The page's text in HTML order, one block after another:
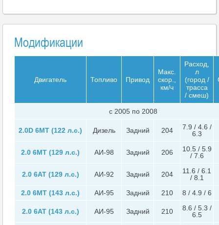
Модификации
Двигатель Топливо Привод
Макс.
скор.,
км/ч
Расход,
л
(город /
трасса
/ смеш)
c 2005 по 2008
2.0D 6MT (122 л.с.) Дизель Задний 204
7.9 / 4.6 /
6.3
2.0 6MT (129 л.с.) АИ-98 Задний 206
10.5 / 5.9
/ 7.6
2.0 6AT (129 л.с.) АИ-92 Задний 204
11.6 / 6.1
/ 8.1
2.0 6MT (143 л.с.)
АИ-95 Задний 210 8 / 4.9 / 6
2.0 6AT (143 л.с.) АИ-95 Задний 210
8.6 / 5.3 /
6.5